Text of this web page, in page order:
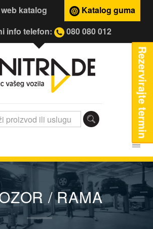
katalog
Katalog guma
info telefon:
080 080 012
/ RAMA
Rezervirajte termin